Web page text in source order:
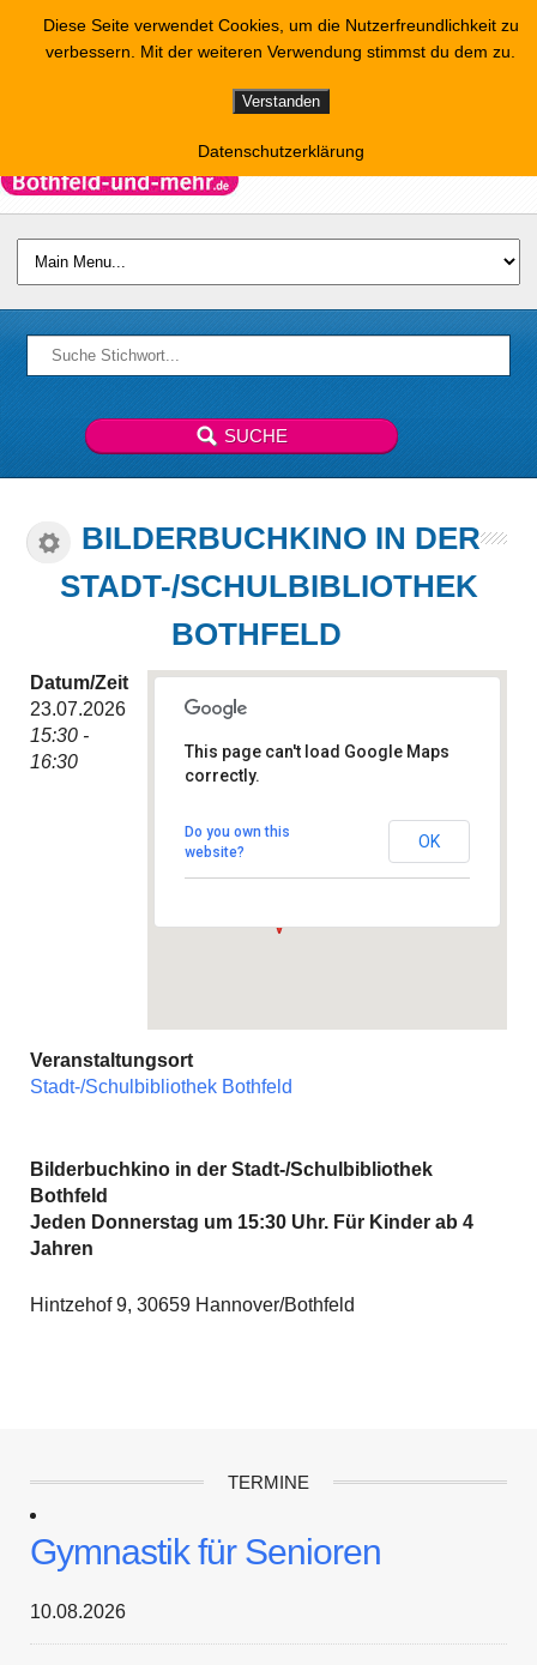
BILDERBUCHKINO IN DER
STADT-/SCHULBIBLIOTHEK
BOTHFELD
Hintzehof 9 - Hannover
Veranstaltungen
This page can't load Google Maps
correctly.
Do you own this
website?
OK
Datum/Zeit
23.07.2026
15:30 -
16:30
Veranstaltungsort
Stadt-/Schulbibliothek Bothfeld
Bilderbuchkino in der Stadt-/Schulbibliothek
Bothfeld
Jeden Donnerstag um 15:30 Uhr. Für Kinder ab 4
Jahren
Hintzehof 9, 30659 Hannover/Bothfeld
TERMINE
Gymnastik für Senioren
10.08.2026
Diese Seite verwendet Cookies, um die Nutzerfreundlichkeit zu
verbessern. Mit der weiteren Verwendung stimmst du dem zu.
Verstanden
Datenschutzerklärung